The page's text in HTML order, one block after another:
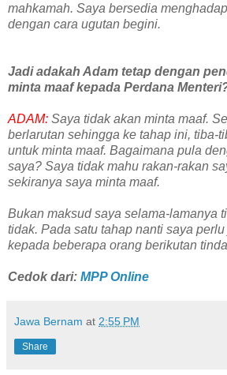
mahkamah. Saya bersedia
dengan cara ugutan begini.
Jadi adakah Adam tetap dengan
minta maaf kepada Perdana
ADAM: Saya tidak akan minta maaf.
berlarutan sehingga ke tahap ini, tiba-
untuk minta maaf. Bagaimana pula
saya? Saya tidak mahu rakan-rakan
sekiranya saya minta maaf.
Bukan maksud saya selama-lamanya
tidak. Pada satu tahap nanti saya
kepada beberapa orang berikutan
Cedok dari: MPP Online
Jawa Bernam at 2:55 PM
Share